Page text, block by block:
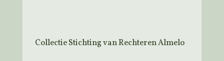
Collectie Stichting van Rechteren Almelo